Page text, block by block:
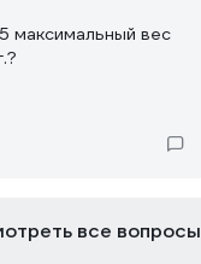
максимальный вес
все вопросы